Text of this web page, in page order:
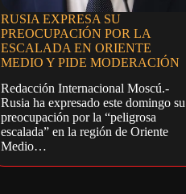
RUSIA EXPRESA SU
PREOCUPACIÓN POR LA
ESCALADA EN ORIENTE
MEDIO Y PIDE MODERACIÓN
Redacción Internacional Moscú.-
Rusia ha expresado este domingo su
preocupación por la “peligrosa
escalada” en la región de Oriente
Medio…